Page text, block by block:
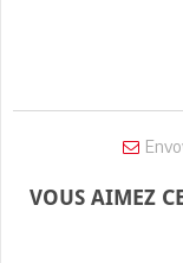
VOUS AIMEZ